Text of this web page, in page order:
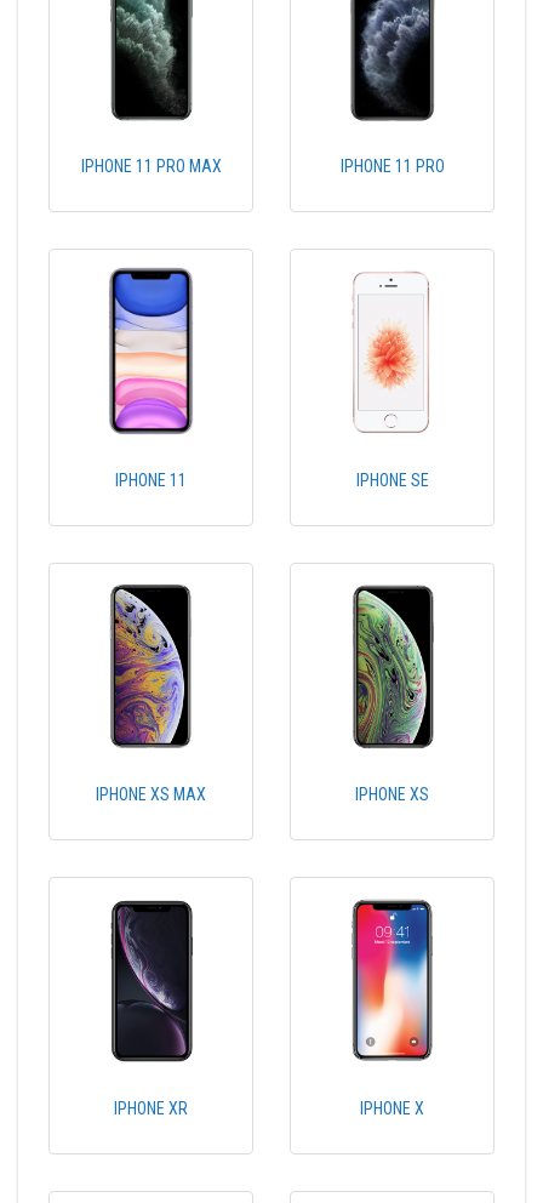
IPHONE 11 PRO MAX IPHONE 11 PRO
IPHONE 11 IPHONE SE
IPHONE XS MAX IPHONE XS
IPHONE XR IPHONE X